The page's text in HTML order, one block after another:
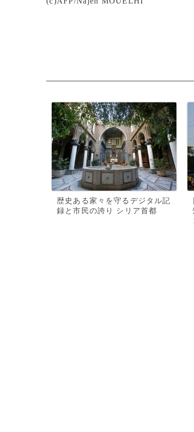
歴史ある家々を守るデジタル記
録と市民の誇り シリア首都